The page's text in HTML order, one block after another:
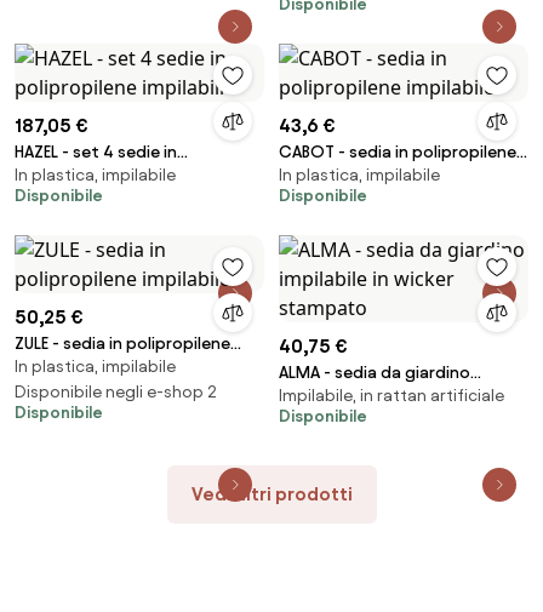
Disponibile
187,05 €
HAZEL - set 4 sedie in
polipropilene impilabili
In plastica, impilabile
Disponibile
43,6 €
CABOT - sedia in polipropilene
impilabile
In plastica, impilabile
Disponibile
50,25 €
ZULE - sedia in polipropilene
impilabile
In plastica, impilabile
Disponibile negli e-shop 2
Disponibile
40,75 €
ALMA - sedia da giardino
impilabile in wicker stampato
Impilabile, in rattan artificiale
Disponibile
Vedi altri prodotti